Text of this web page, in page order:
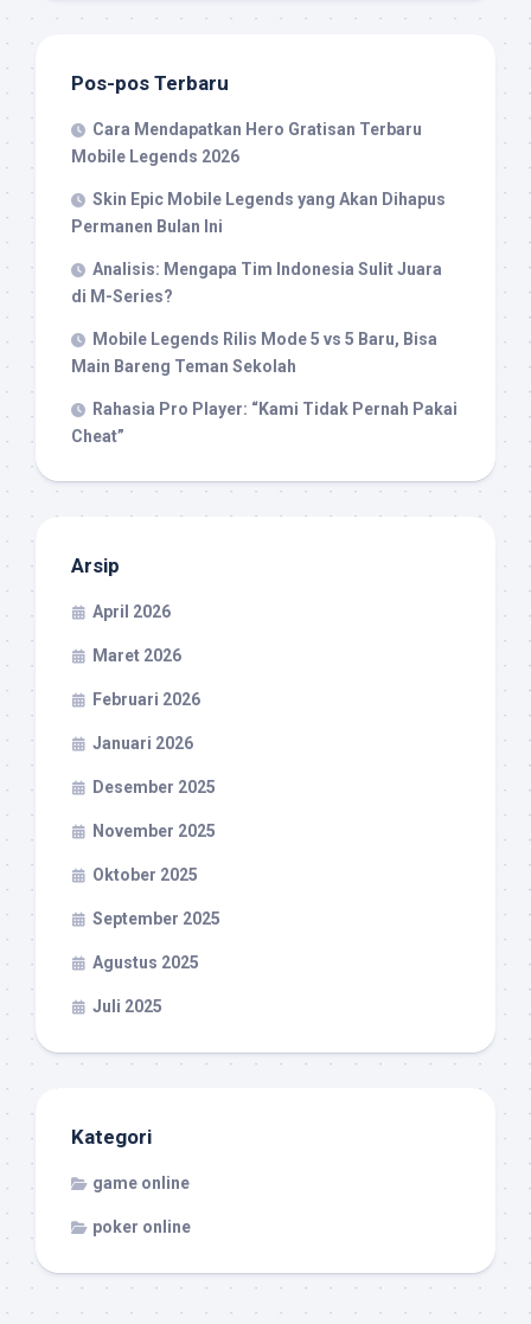
Pos-pos Terbaru
Cara Mendapatkan Hero Gratisan Terbaru
Mobile Legends 2026
Skin Epic Mobile Legends yang Akan Dihapus
Permanen Bulan Ini
Analisis: Mengapa Tim Indonesia Sulit Juara
di M-Series?
Mobile Legends Rilis Mode 5 vs 5 Baru, Bisa
Main Bareng Teman Sekolah
Rahasia Pro Player: “Kami Tidak Pernah Pakai
Cheat”
Arsip
April 2026
Maret 2026
Februari 2026
Januari 2026
Desember 2025
November 2025
Oktober 2025
September 2025
Agustus 2025
Juli 2025
Kategori
game online
poker online